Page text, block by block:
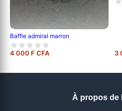
Baffle admiral marron
4 000 F CFA 3
À propos de